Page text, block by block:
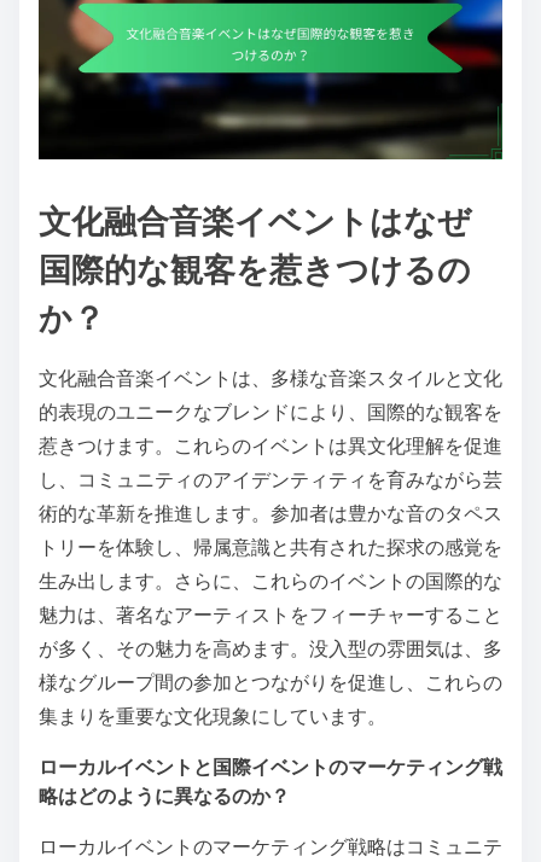
文化融合音楽イベントはなぜ
国際的な観客を惹きつけるの
か？
文化融合音楽イベントは、多様な音楽スタイルと文化
的表現のユニークなブレンドにより、国際的な観客を
惹きつけます。これらのイベントは異文化理解を促進
し、コミュニティのアイデンティティを育みながら芸
術的な革新を推進します。参加者は豊かな音のタペス
トリーを体験し、帰属意識と共有された探求の感覚を
生み出します。さらに、これらのイベントの国際的な
魅力は、著名なアーティストをフィーチャーすること
が多く、その魅力を高めます。没入型の雰囲気は、多
様なグループ間の参加とつながりを促進し、これらの
集まりを重要な文化現象にしています。
ローカルイベントと国際イベントのマーケティング戦
略はどのように異なるのか？
ローカルイベントのマーケティング戦略はコミュニテ